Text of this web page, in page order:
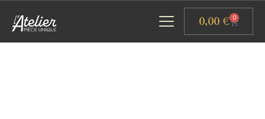
0,00€ 0